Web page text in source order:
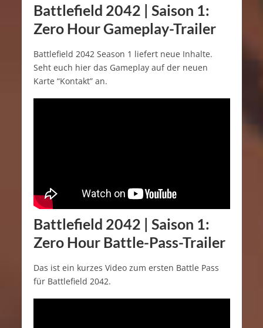
Battlefield 2042 | Saison 1:
Zero Hour Gameplay-Trailer
Battlefield 2042 Season 1 liefert neue Inhalte.
Seht euch hier das Gameplay auf der neuen
Karte “Kontakt” an.
Battlefield 2042 | Saison 1:
Zero Hour Battle-Pass-Trailer
Das ist ein kurzes Video zum ersten Battle Pass
für Battlefield 2042.